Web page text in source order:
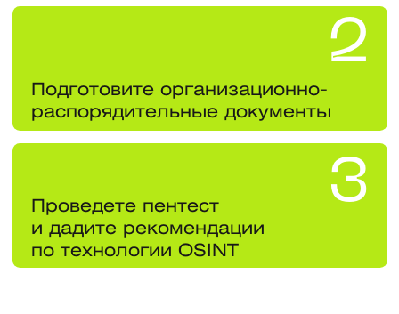
Вашу квалификацию
подтвердит диплом
государственного
Это гарантия для работодателя, что
вы прошли фундаментальную подготовку
Вы получите диплом
магистратуры МИФИ